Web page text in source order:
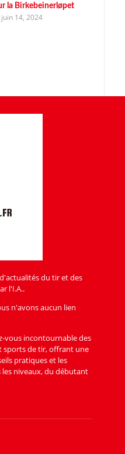
la Birkebeinerløpet
juin 14, 2024
du tir et des
l'I.A..
n'avons aucun lien
vous incontournable des
sports de tir, offrant une
pratiques et les
niveaux, du débutant